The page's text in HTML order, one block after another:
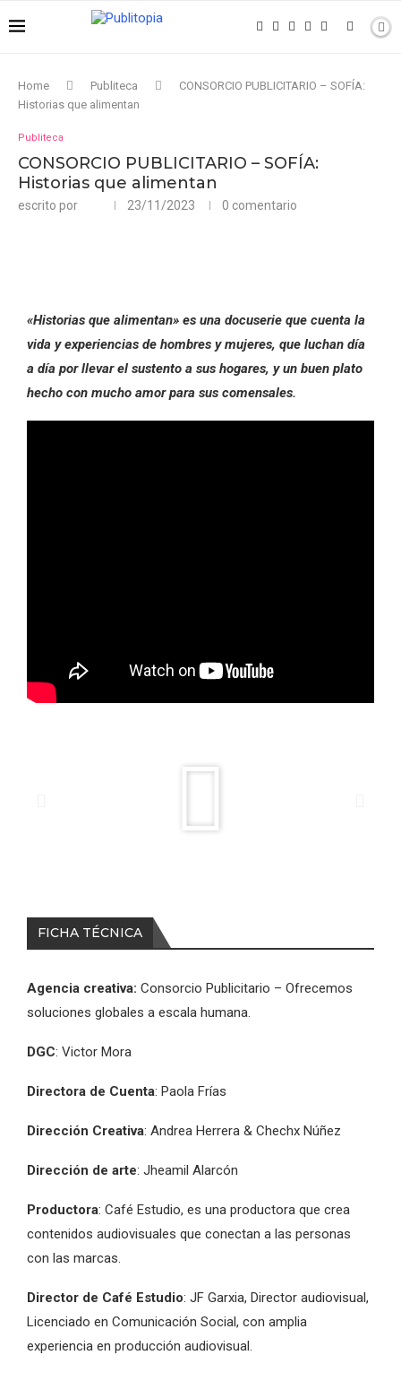
Home Publiteca
CONSORCIO PUBLICITARIO – SOFÍA:
Historias que alimentan
Publiteca
CONSORCIO PUBLICITARIO – SOFÍA:
Historias que alimentan
escrito por 23/11/2023 0 comentario
«Historias que alimentan» es una docuserie que cuenta la
vida y experiencias de hombres y mujeres, que luchan día
a día por llevar el sustento a sus hogares, y un buen plato
hecho con mucho amor para sus comensales.
FICHA TÉCNICA
Agencia creativa: Consorcio Publicitario – Ofrecemos
soluciones globales a escala humana.
DGC: Victor Mora
Directora de Cuenta: Paola Frías
Dirección Creativa: Andrea Herrera & Chechx Núñez
Dirección de arte: Jheamil Alarcón
Productora: Café Estudio, es una productora que crea
contenidos audiovisuales que conectan a las personas
con las marcas.
Director de Café Estudio: JF Garxia, Director audiovisual,
Licenciado en Comunicación Social, con amplia
experiencia en producción audiovisual.